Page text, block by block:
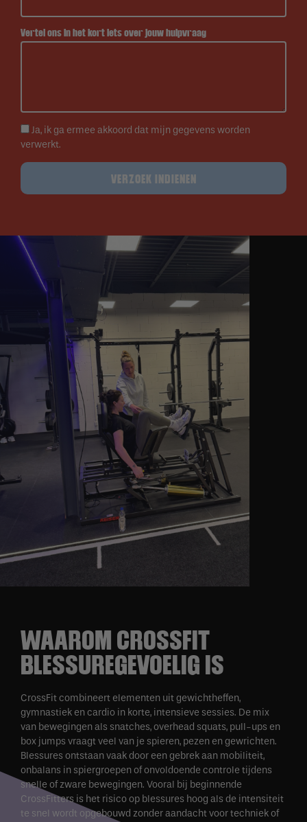
Vertel ons in het kort iets over jouw hulpvraag
Ja, ik ga ermee akkoord dat mijn gegevens worden
verwerkt.
VERZOEK INDIENEN
WAAROM CROSSFIT
BLESSUREGEVOELIG IS
CrossFit combineert elementen uit gewichtheffen,
gymnastiek en cardio in korte, intensieve sessies. De mix
van bewegingen als snatches, overhead squats, pull-ups en
box jumps vraagt veel van je spieren, pezen en gewrichten.
Blessures ontstaan vaak door een gebrek aan mobiliteit,
onbalans in spiergroepen of onvoldoende controle tijdens
snelle of zware bewegingen. Vooral bij beginnende
CrossFitters is het risico op blessures hoog als de intensiteit
te snel wordt opgebouwd zonder aandacht voor techniek of